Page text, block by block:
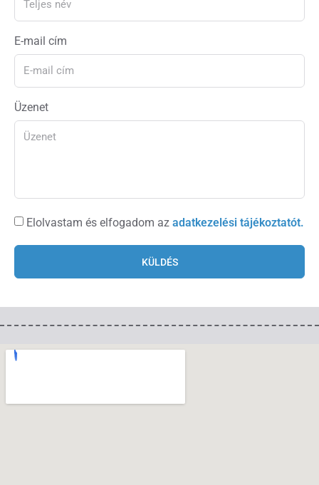
E-mail cím
Üzenet
Elolvastam és elfogadom az adatkezelési tájékoztatót.
KÜLDÉS